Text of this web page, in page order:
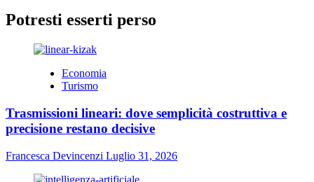
Potresti esserti perso
Economia
Turismo
Trasmissioni lineari: dove semplicità costruttiva e
precisione restano decisive
Francesca Devincenzi Luglio 31, 2026